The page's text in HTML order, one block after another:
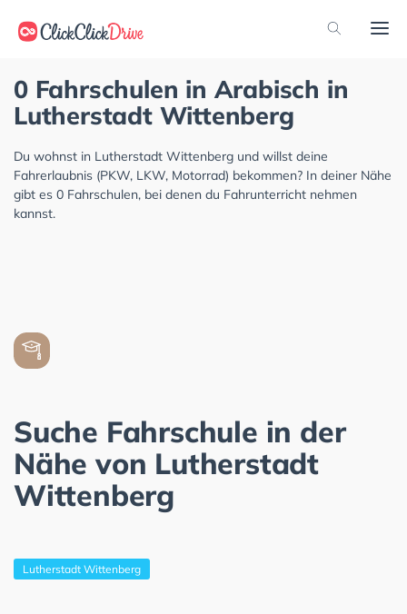
0 Fahrschulen in Arabisch in
Lutherstadt Wittenberg
Du wohnst in Lutherstadt Wittenberg und willst deine
Fahrerlaubnis (PKW, LKW, Motorrad) bekommen? In deiner Nähe
gibt es 0 Fahrschulen, bei denen du Fahrunterricht nehmen
kannst.
Suche Fahrschule in der
Nähe von Lutherstadt
Wittenberg
Lutherstadt Wittenberg